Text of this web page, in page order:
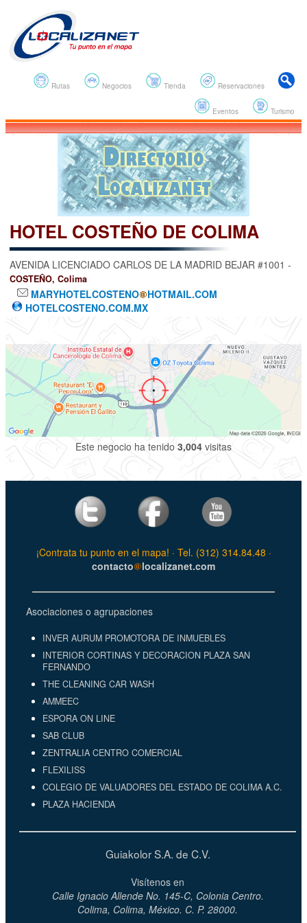
Reservaciones
Tienda
Negocios
Rutas
Turismo
Eventos
HOTEL COSTEÑO DE COLIMA
AVENIDA LICENCIADO CARLOS DE LA MADRID BEJAR #1001 -
COSTEÑO, Colima
MARYHOTELCOSTENO
HOTMAIL.COM
HOTELCOSTENO.COM.MX
Este negocio ha tenido 3,004 visitas
¡Contrata tu punto en el mapa! · Tel. (312) 314.84.48 ·
contacto
localizanet.com
Asociaciones o agrupaciones
INVER AURUM PROMOTORA DE INMUEBLES
INTERIOR CORTINAS Y DECORACION PLAZA SAN
FERNANDO
THE CLEANING CAR WASH
AMMEEC
ESPORA ON LINE
SAB CLUB
ZENTRALIA CENTRO COMERCIAL
FLEXILISS
COLEGIO DE VALUADORES DEL ESTADO DE COLIMA A.C.
PLAZA HACIENDA
Guiakolor S.A. de C.V.
Visítenos en
Calle Ignacio Allende No. 145-C, Colonia Centro.
Colima, Colima, México. C. P. 28000.